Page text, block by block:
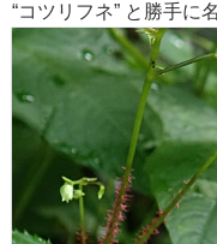
“コツリフネ” と勝手に